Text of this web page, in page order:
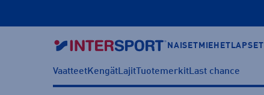
NAISET MIEHET LAPSET
VaatteetKengätLajitTuotemerkitLast chance